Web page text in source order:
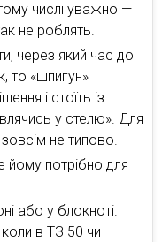
числі уважно —
не роблять.
через який час до
то «шпигун»
і стоїть із
у стелю». Для
не типово.
йому потрібно для
або у блокноті.
в ТЗ 50 чи